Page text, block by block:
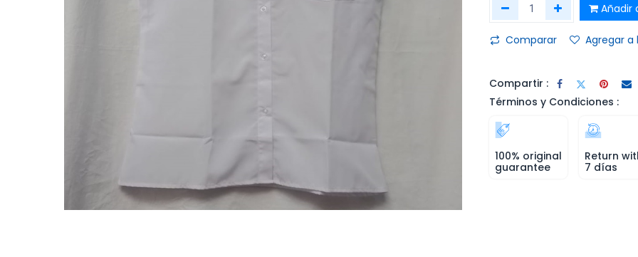
Añadir
Comparar Agregar a
Compartir :
Términos y Condiciones :
100% original
guarantee
Return
7 días